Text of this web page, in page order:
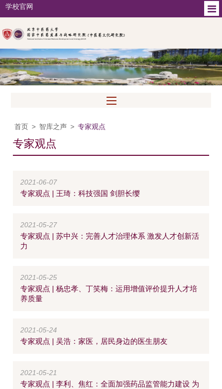
学校官网
首页 > 智库之声 > 专家观点
专家观点
2021-06-07
专家观点 | 王琦：科技强国 剑胆长缨
2021-05-27
专家观点 | 苏中兴：完善人才治理体系 激发人才创新活
力
2021-05-25
专家观点 | 杨忠孝、丁笑梅：运用增值评价提升人才培
养质量
2021-05-24
专家观点 | 吴浩：家医，居民身边的医生朋友
2021-05-21
专家观点 | 李利、焦红：全面加强药品监管能力建设 为